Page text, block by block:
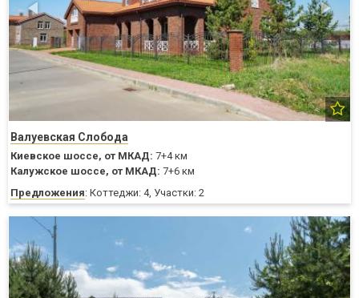
Валуевская Слобода
Киевское шоссе, от МКАД: 7+4 км
Калужское шоссе, от МКАД: 7+6 км
Предложения: Коттеджи: 4, Участки: 2